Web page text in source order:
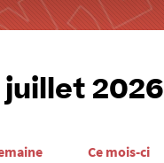
juillet 2026
Ce mois-ci